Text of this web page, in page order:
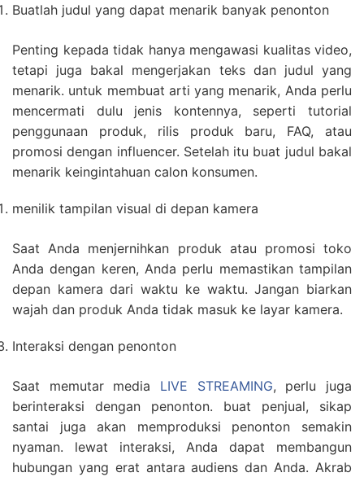
Buatlah judul yang dapat menarik banyak penonton
Penting kepada tidak hanya mengawasi kualitas video,
tetapi juga bakal mengerjakan teks dan judul yang
menarik. untuk membuat arti yang menarik, Anda perlu
mencermati dulu jenis kontennya, seperti tutorial
penggunaan produk, rilis produk baru, FAQ, atau
promosi dengan influencer. Setelah itu buat judul bakal
menarik keingintahuan calon konsumen.
menilik tampilan visual di depan kamera
Saat Anda menjernihkan produk atau promosi toko
Anda dengan keren, Anda perlu memastikan tampilan
depan kamera dari waktu ke waktu. Jangan biarkan
wajah dan produk Anda tidak masuk ke layar kamera.
Interaksi dengan penonton
Saat memutar media LIVE STREAMING, perlu juga
berinteraksi dengan penonton. buat penjual, sikap
santai juga akan memproduksi penonton semakin
nyaman. lewat interaksi, Anda dapat membangun
hubungan yang erat antara audiens dan Anda. Akrab